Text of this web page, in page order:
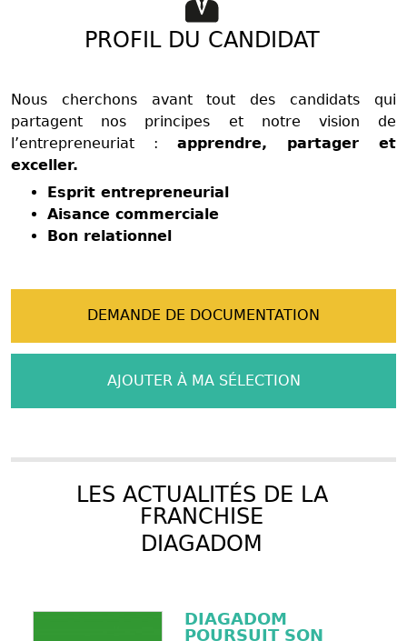
PROFIL DU CANDIDAT
Nous cherchons avant tout des candidats qui
partagent nos principes et notre vision de
l’entrepreneuriat : apprendre, partager et
exceller.
Esprit entrepreneurial
Aisance commerciale
Bon relationnel
DEMANDE DE DOCUMENTATION
AJOUTER À MA SÉLECTION
LES ACTUALITÉS DE LA
FRANCHISE
DIAGADOM
DIAGADOM
POURSUIT SON